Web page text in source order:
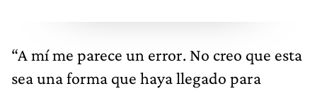
“A mí me parece un error. No creo que esta
sea una forma que haya llegado para